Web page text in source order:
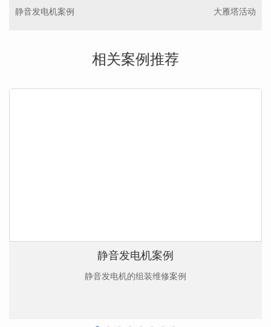
静音发电机案例 大雁塔活动
相关案例推荐
静音发电机案例
静音发电机的组装维修案例